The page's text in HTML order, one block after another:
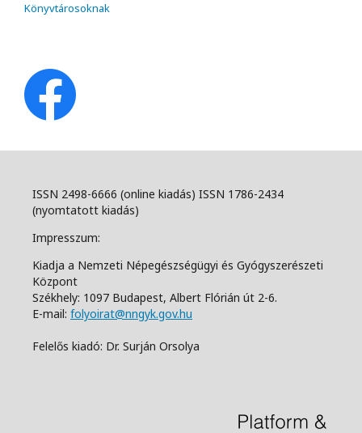
Könyvtárosoknak
ISSN 2498-6666 (online kiadás) ISSN 1786-2434
(nyomtatott kiadás)
Impresszum:
Kiadja a Nemzeti Népegészségügyi és Gyógyszerészeti
Központ
Székhely: 1097 Budapest, Albert Flórián út 2-6.
E-mail: folyoirat@nngyk.gov.hu
Felelős kiadó: Dr. Surján Orsolya